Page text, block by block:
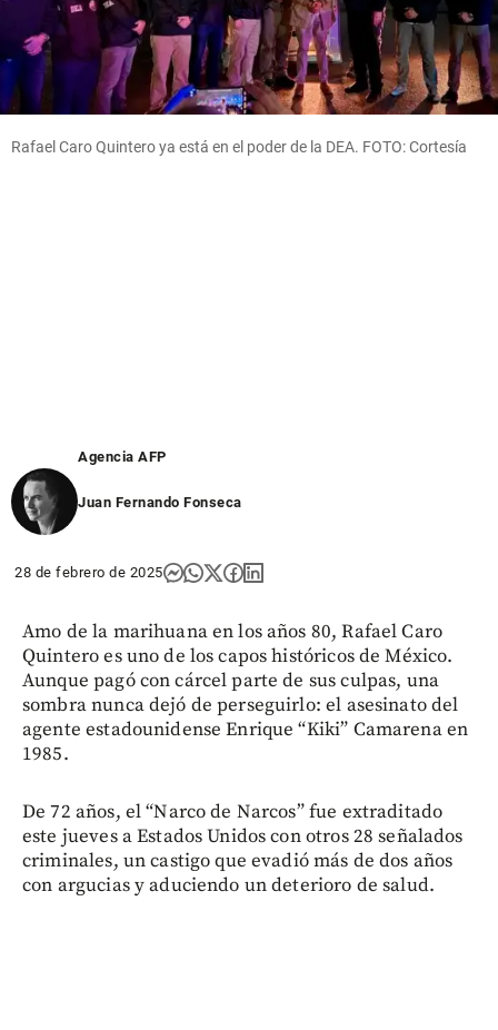
Rafael Caro Quintero ya está en el poder de la DEA. FOTO: Cortesía
Agencia AFP
Juan Fernando Fonseca
28 de febrero de 2025
Amo de la marihuana en los años 80, Rafael Caro
Quintero es uno de los capos históricos de México.
Aunque pagó con cárcel parte de sus culpas, una
sombra nunca dejó de perseguirlo: el asesinato del
agente estadounidense Enrique “Kiki” Camarena en
1985.
De 72 años, el “Narco de Narcos” fue extraditado
este jueves a Estados Unidos con otros 28 señalados
criminales, un castigo que evadió más de dos años
con argucias y aduciendo un deterioro de salud.